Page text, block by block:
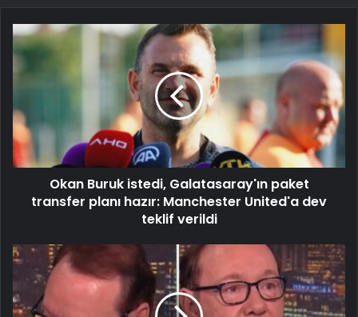
Okan Buruk istedi, Galatasaray'ın paket
transfer planı hazır: Manchester United'a dev
teklif verildi